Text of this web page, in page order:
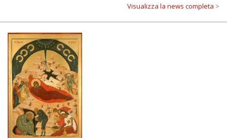
Visualizza la news completa >